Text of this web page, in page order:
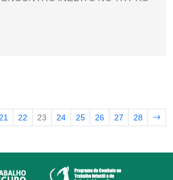
21 22 23 24 25 26 27 28